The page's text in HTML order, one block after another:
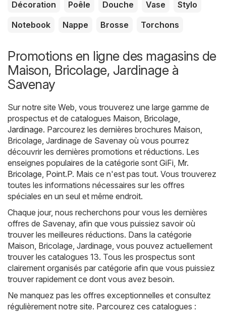
Décoration
Poêle Douche Vase
Stylo
Notebook
Nappe Brosse Torchons
Promotions en ligne des magasins de
Maison, Bricolage, Jardinage à
Savenay
Sur notre site Web, vous trouverez une large gamme de
prospectus et de catalogues Maison, Bricolage,
Jardinage. Parcourez les dernières brochures Maison,
Bricolage, Jardinage de Savenay où vous pourrez
découvrir les dernières promotions et réductions. Les
enseignes populaires de la catégorie sont GiFi, Mr.
Bricolage, Point.P. Mais ce n'est pas tout. Vous trouverez
toutes les informations nécessaires sur les offres
spéciales en un seul et même endroit.
Chaque jour, nous recherchons pour vous les dernières
offres de Savenay, afin que vous puissiez savoir où
trouver les meilleures réductions. Dans la catégorie
Maison, Bricolage, Jardinage, vous pouvez actuellement
trouver les catalogues 13. Tous les prospectus sont
clairement organisés par catégorie afin que vous puissiez
trouver rapidement ce dont vous avez besoin.
Ne manquez pas les offres exceptionnelles et consultez
régulièrement notre site. Parcourez ces catalogues :